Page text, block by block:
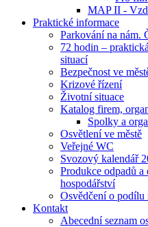
MAP II -
Praktické informace
Parkování na nám.
72 hodin –
situací
Bezpečnost ve
Krizové řízení
Životní situace
Katalog firem,
Spolky a
Osvětlení ve městě
Veřejné WC
Svozový kalendář
Produkce odpadů
hospodářství
Osvědčení o podílu
Kontakt
Abecední seznam